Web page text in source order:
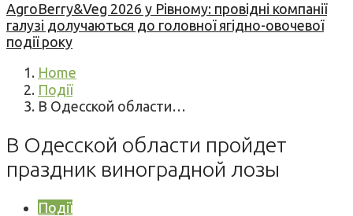
AgroBerry&Veg 2026 у Рівному: провідні компанії
галузі долучаються до головної ягідно-овочевої
події року
Home
Події
В Одесской области…
В Одесской области пройдет
праздник виноградной лозы
Події